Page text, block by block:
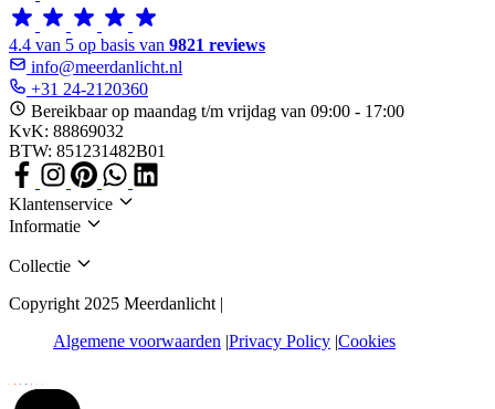
4.4 van 5 op basis van 9821 reviews
info@meerdanlicht.nl
+31 24-2120360
Bereikbaar op maandag t/m vrijdag van 09:00 - 17:00
KvK: 88869032
BTW: 851231482B01
Klantenservice
Informatie
Collectie
Copyright 2025 Meerdanlicht |
Algemene voorwaarden Privacy Policy Cookies